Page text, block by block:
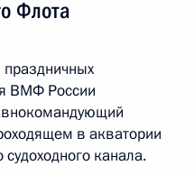
Флота
праздничных
ВМФ России
в акватории
канала.